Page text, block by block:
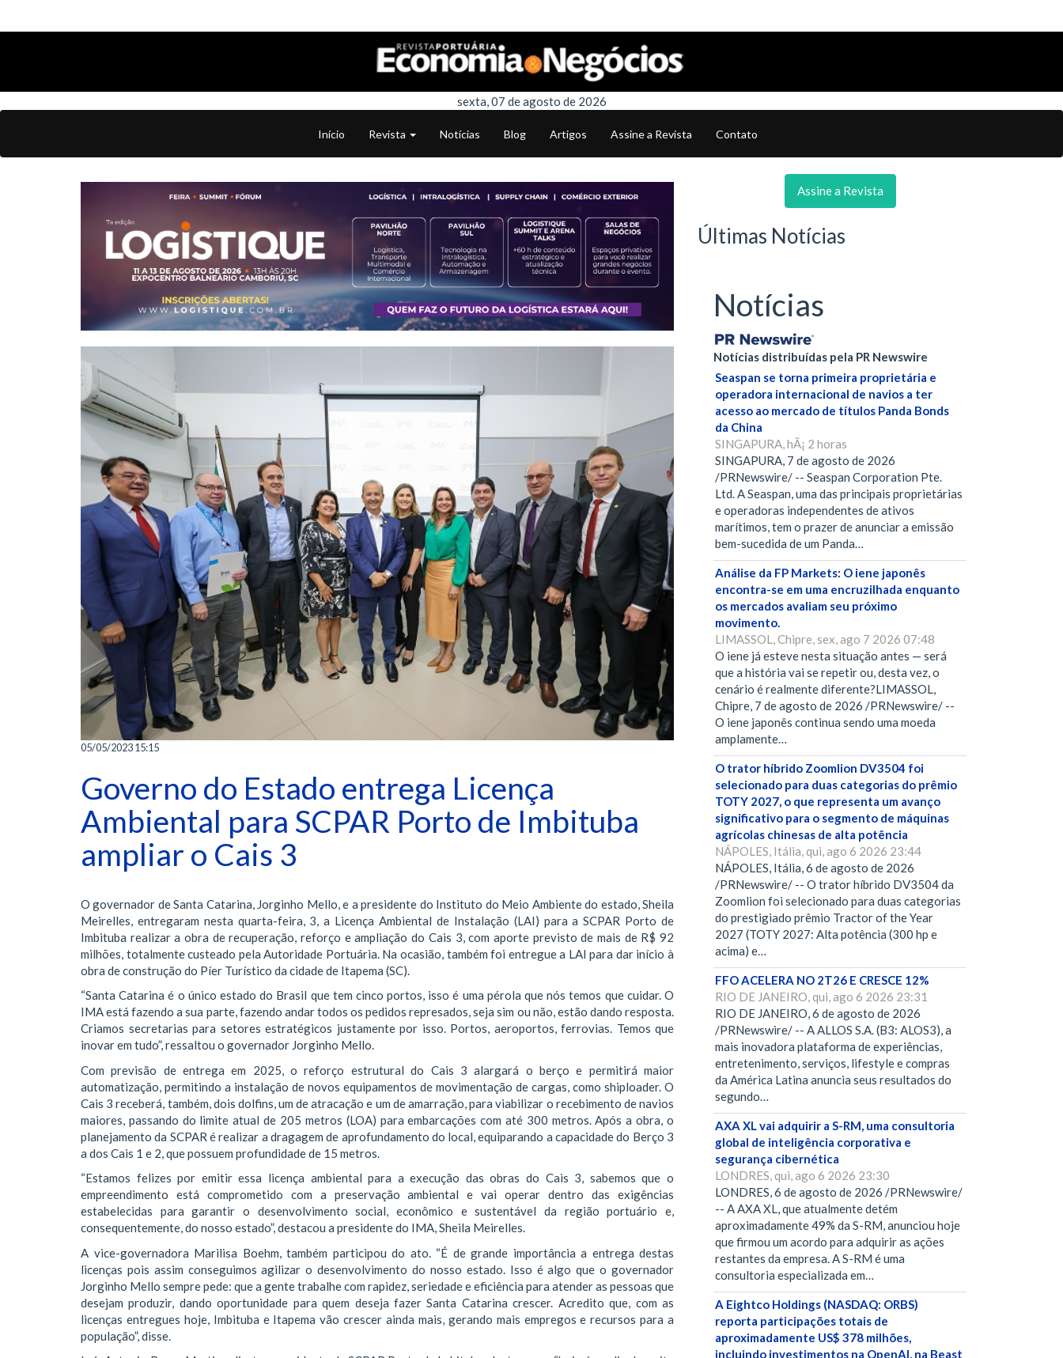
sexta, 07 de agosto de 2026
Início Revista Notícias Blog Artigos Assine a Revista Contato
05/05/2023 15:15
Governo do Estado entrega Licença
Ambiental para SCPAR Porto de Imbituba
ampliar o Cais 3
O governador de Santa Catarina, Jorginho Mello, e a presidente do Instituto do Meio Ambiente do estado, Sheila
Meirelles, entregaram nesta quarta-feira, 3, a Licença Ambiental de Instalação (LAI) para a SCPAR Porto de
Imbituba realizar a obra de recuperação, reforço e ampliação do Cais 3, com aporte previsto de mais de R$ 92
milhões, totalmente custeado pela Autoridade Portuária. Na ocasião, também foi entregue a LAI para dar início à
obra de construção do Píer Turístico da cidade de Itapema (SC).
“Santa Catarina é o único estado do Brasil que tem cinco portos, isso é uma pérola que nós temos que cuidar. O
IMA está fazendo a sua parte, fazendo andar todos os pedidos represados, seja sim ou não, estão dando resposta.
Criamos secretarias para setores estratégicos justamente por isso. Portos, aeroportos, ferrovias. Temos que
inovar em tudo”, ressaltou o governador Jorginho Mello.
Com previsão de entrega em 2025, o reforço estrutural do Cais 3 alargará o berço e permitirá maior
automatização, permitindo a instalação de novos equipamentos de movimentação de cargas, como shiploader. O
Cais 3 receberá, também, dois dolfins, um de atracação e um de amarração, para viabilizar o recebimento de navios
maiores, passando do limite atual de 205 metros (LOA) para embarcações com até 300 metros. Após a obra, o
planejamento da SCPAR é realizar a dragagem de aprofundamento do local, equiparando a capacidade do Berço 3
a dos Cais 1 e 2, que possuem profundidade de 15 metros.
“Estamos felizes por emitir essa licença ambiental para a execução das obras do Cais 3, sabemos que o
empreendimento está comprometido com a preservação ambiental e vai operar dentro das exigências
estabelecidas para garantir o desenvolvimento social, econômico e sustentável da região portuário e,
consequentemente, do nosso estado”, destacou a presidente do IMA, Sheila Meirelles.
A vice-governadora Marilisa Boehm, também participou do ato. “É de grande importância a entrega destas
licenças pois assim conseguimos agilizar o desenvolvimento do nosso estado. Isso é algo que o governador
Jorginho Mello sempre pede: que a gente trabalhe com rapidez, seriedade e eficiência para atender as pessoas que
desejam produzir, dando oportunidade para quem deseja fazer Santa Catarina crescer. Acredito que, com as
licenças entregues hoje, Imbituba e Itapema vão crescer ainda mais, gerando mais empregos e recursos para a
população”, disse.
Assine a Revista
Últimas Notícias
Notícias
Notícias distribuídas pela PR Newswire
Seaspan se torna primeira proprietária e
operadora internacional de navios a ter
acesso ao mercado de títulos Panda Bonds
da China
SINGAPURA, hÃ¡ 2 horas
SINGAPURA, 7 de agosto de 2026
/PRNewswire/ -- Seaspan Corporation Pte.
Ltd. A Seaspan, uma das principais proprietárias
e operadoras independentes de ativos
marítimos, tem o prazer de anunciar a emissão
bem-sucedida de um Panda…
Análise da FP Markets: O iene japonês
encontra-se em uma encruzilhada enquanto
os mercados avaliam seu próximo
movimento.
LIMASSOL, Chipre, sex, ago 7 2026 07:48
O iene já esteve nesta situação antes — será
que a história vai se repetir ou, desta vez, o
cenário é realmente diferente?LIMASSOL,
Chipre, 7 de agosto de 2026 /PRNewswire/ --
O iene japonês continua sendo uma moeda
amplamente…
O trator híbrido Zoomlion DV3504 foi
selecionado para duas categorias do prêmio
TOTY 2027, o que representa um avanço
significativo para o segmento de máquinas
agrícolas chinesas de alta potência
NÁPOLES, Itália, qui, ago 6 2026 23:44
NÁPOLES, Itália, 6 de agosto de 2026
/PRNewswire/ -- O trator híbrido DV3504 da
Zoomlion foi selecionado para duas categorias
do prestigiado prêmio Tractor of the Year
2027 (TOTY 2027: Alta potência (300 hp e
acima) e…
FFO ACELERA NO 2T26 E CRESCE 12%
RIO DE JANEIRO, qui, ago 6 2026 23:31
RIO DE JANEIRO, 6 de agosto de 2026
/PRNewswire/ -- A ALLOS S.A. (B3: ALOS3), a
mais inovadora plataforma de experiências,
entretenimento, serviços, lifestyle e compras
da América Latina anuncia seus resultados do
segundo…
AXA XL vai adquirir a S-RM, uma consultoria
global de inteligência corporativa e
segurança cibernética
LONDRES, qui, ago 6 2026 23:30
LONDRES, 6 de agosto de 2026 /PRNewswire/
-- A AXA XL, que atualmente detém
aproximadamente 49% da S-RM, anunciou hoje
que firmou um acordo para adquirir as ações
restantes da empresa. A S-RM é uma
consultoria especializada em…
A Eightco Holdings (NASDAQ: ORBS)
reporta participações totais de
aproximadamente US$ 378 milhões,
incluindo investimentos na OpenAI, na Beast